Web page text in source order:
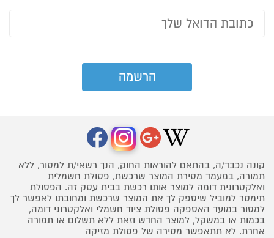
קונה נכבד/ה, בהתאם להוראות החוק, הנך רשאי/ת למסור, ללא
תמורה, במעמד מסירת המוצר שרכשת, פסולת חשמלית
ואלקטרונית דומה למוצר אותו רכשת בבית עסק זה. הפסולת
תימסר למוביל שיספק לך את המוצר שרכשת ומחובתו לאפשר לך
למסור במועד האספקה פסולת ציוד חשמלי ואלקטרוני דומה,
בכמות או במשקל, למוצר החדש וזאת ללא תשלום או תמורה
אחרת. לא תתאפשר מסירה של פסולת מזיקה